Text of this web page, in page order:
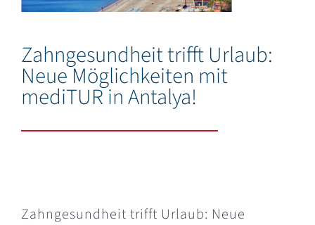
Deutsch
Zahngesundheit trifft Urlaub:
Neue Möglichkeiten mit
mediTUR in Antalya!
Zahngesundheit trifft Urlaub: Neue